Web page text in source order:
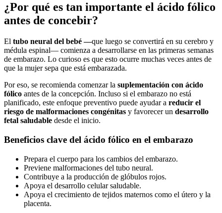
¿Por qué es tan importante el ácido fólico
antes de concebir?
El tubo neural del bebé —que luego se convertirá en su cerebro y
médula espinal— comienza a desarrollarse en las primeras semanas
de embarazo. Lo curioso es que esto ocurre muchas veces antes de
que la mujer sepa que está embarazada.
Por eso, se recomienda comenzar la suplementación con ácido
fólico antes de la concepción. Incluso si el embarazo no está
planificado, este enfoque preventivo puede ayudar a reducir el
riesgo de malformaciones congénitas y favorecer un desarrollo
fetal saludable desde el inicio.
Beneficios clave del ácido fólico en el embarazo
Prepara el cuerpo para los cambios del embarazo.
Previene malformaciones del tubo neural.
Contribuye a la producción de glóbulos rojos.
Apoya el desarrollo celular saludable.
Apoya el crecimiento de tejidos maternos como el útero y la
placenta.